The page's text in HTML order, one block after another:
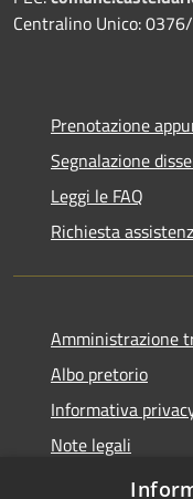
Centralino Unico:
Prenotazione
Segnalazione
Leggi le FAQ
Richiesta
Amministrazione
Albo pretorio
Informativa
Note legali
Dichiarazione di